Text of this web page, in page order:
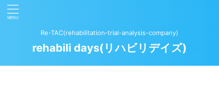
Re-TAC(rehabilitation‐trial-analysis-company)
rehabili days(リハビリデイズ)